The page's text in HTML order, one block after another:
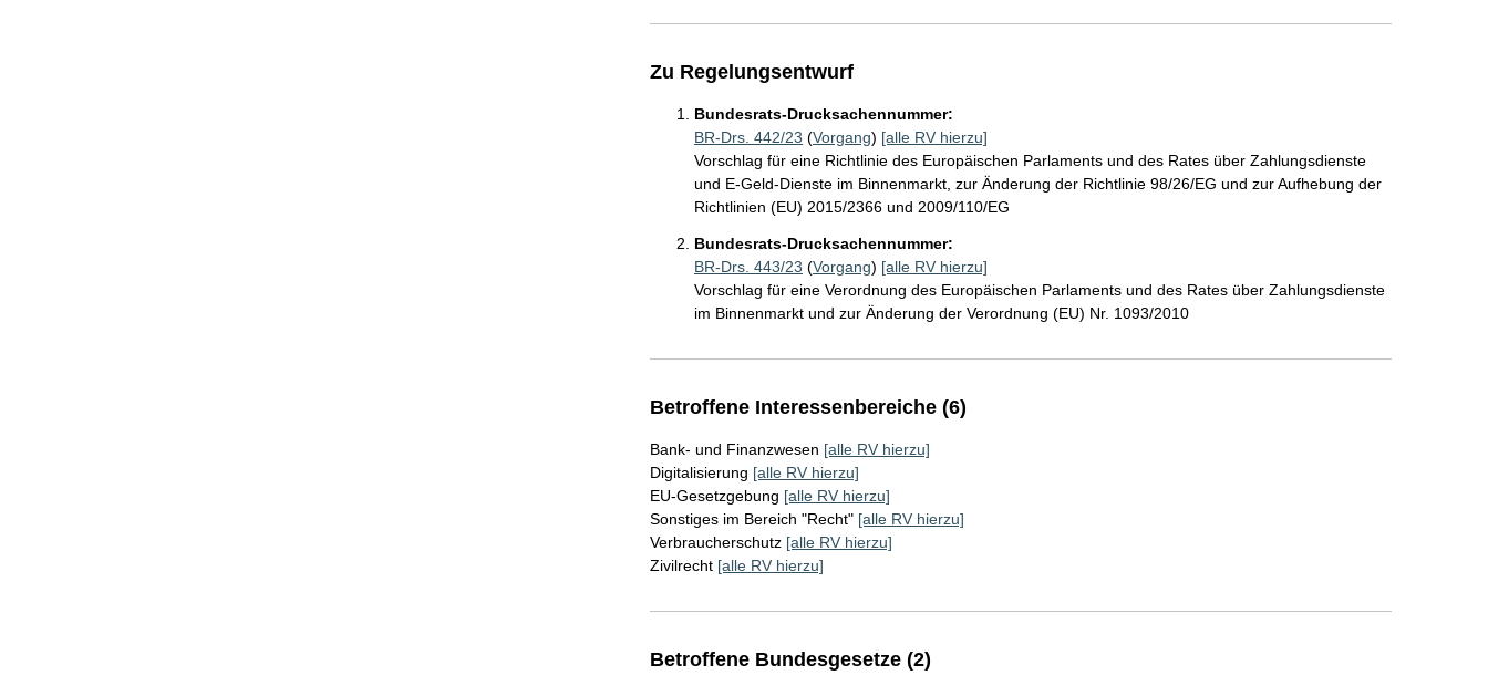
Zu Regelungsentwurf
Bundesrats-Drucksachennummer:
BR-Drs. 442/23 (Vorgang) [alle RV hierzu]
Vorschlag für eine Richtlinie des Europäischen Parlaments und des Rates über Zahlungsdienste
und E-Geld-Dienste im Binnenmarkt, zur Änderung der Richtlinie 98/26/EG und zur Aufhebung der
Richtlinien (EU) 2015/2366 und 2009/110/EG
Bundesrats-Drucksachennummer:
BR-Drs. 443/23 (Vorgang) [alle RV hierzu]
Vorschlag für eine Verordnung des Europäischen Parlaments und des Rates über Zahlungsdienste
im Binnenmarkt und zur Änderung der Verordnung (EU) Nr. 1093/2010
Betroffene Interessenbereiche (6)
Bank- und Finanzwesen [alle RV hierzu]
Digitalisierung [alle RV hierzu]
EU-Gesetzgebung [alle RV hierzu]
Sonstiges im Bereich "Recht" [alle RV hierzu]
Verbraucherschutz [alle RV hierzu]
Zivilrecht [alle RV hierzu]
Betroffene Bundesgesetze (2)